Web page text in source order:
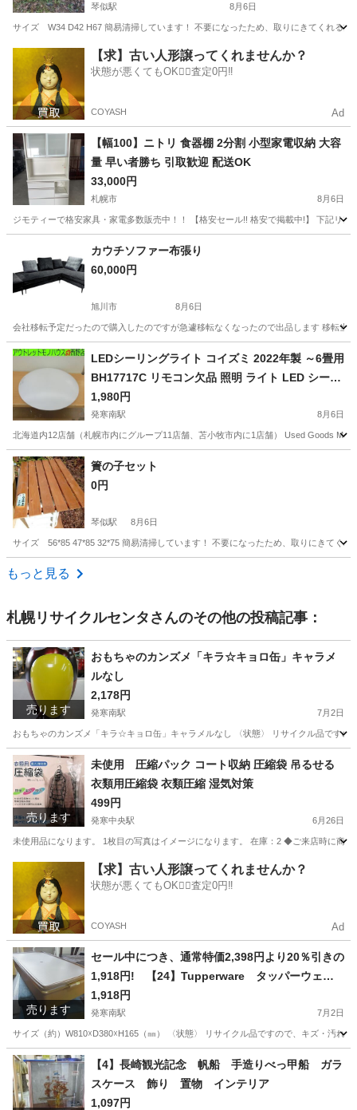
琴似駅 8月6日
サイズ W34 D42 H67 簡易清掃しています！ 不要になったため、取りにきてくれる
琴似駅 収納家具 チェスト
【求】古い人形譲ってくれませんか？
状態が悪くてもOK🙆‍♀️査定0円‼️
COYASH Ad
【幅100】ニトリ 食器棚 2分割 小型家電収納 大容
量 早い者勝ち 引取歓迎 配送OK
33,000円
札幌市 8月6日
ジモティーで格安家具・家電多数販売中！！ 【格安セール!! 格安で掲載中!】 下記リ
収納家具 商品
カウチソファー布張り
60,000円
旭川市 8月6日
会社移転予定だったので購入したのですが急遽移転なくなったので出品します 移転
北海道 旭川市 LEDシーリングライト コイズミ 2022年製 ～6畳用
BH17717C リモコン欠品 照明 ライト LED シーリ
ングライト 札幌市 西野店
1,980円
発寒南駅 8月6日
北海道内12店舗（札幌市内にグループ11店舗、苫小牧市内に1店舗） Used Goods
北海道 札幌市 発寒南駅
簀の子セット
0円
琴似駅 8月6日
サイズ 56*85 47*85 32*75 簡易清掃しています！ 不要になったため、取りにきてくれ
北海道 札幌市
もっと見る
札幌リサイクルセンタ さんのその他の投稿記事：
売ります
おもちゃのカンズメ「キラ☆キョロ缶」キャラメ
ルなし
2,178円
発寒南駅 7月2日
おもちゃのカンズメ「キラ☆キョロ缶」キャラメルなし 〈状態〉 リサイクル品です
北海道 札幌市 発寒南駅 おもちゃ キョロ缶
売ります
未使用 圧縮パック コート収納 圧縮袋 吊るせる
衣類用圧縮袋 衣類圧縮 湿気対策
499円
発寒中央駅 6月26日
未使用品になります。 1枚目の写真はイメージになります。 在庫：2 ◆ご来店時に
発寒中央駅 その他
【求】古い人形譲ってくれませんか？
状態が悪くてもOK🙆‍♀️査定0円‼️
COYASH Ad
売ります
セール中につき、通常特価2,398円より20％引きの
1,918円! 【24】Tupperware タッパーウェ
ア ロングスーパーケース フタ付き セピア
衣装ケース 収納ケース 衣類収納
1,918円
発寒南駅 7月2日
サイズ（約）W810☓D380☓H165（㎜） 〈状態〉 リサイクル品ですので、キズ・汚
北海道 札幌市 発寒南駅 収納家具 Tupperware
【4】長崎観光記念 帆船 手造りべっ甲船 ガラ
スケース 飾り 置物 インテリア
1,097円